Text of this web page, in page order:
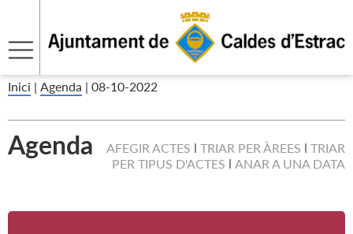
Inici | Agenda | 08-10-2022
Agenda AFEGIR ACTES TRIAR PER ÀREES
TRIAR
PER TIPUS D'ACTES
ANAR A UNA DATA